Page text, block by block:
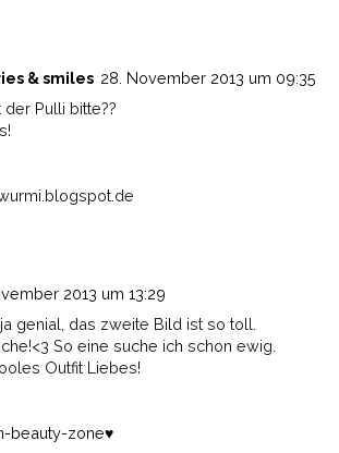
& smiles 28. November 2013 um 09:35
Pulli bitte??
2013 um 13:29
genial, das zweite Bild ist so toll.
So eine suche ich schon ewig.
Outfit Liebes!
beauty-zone♥